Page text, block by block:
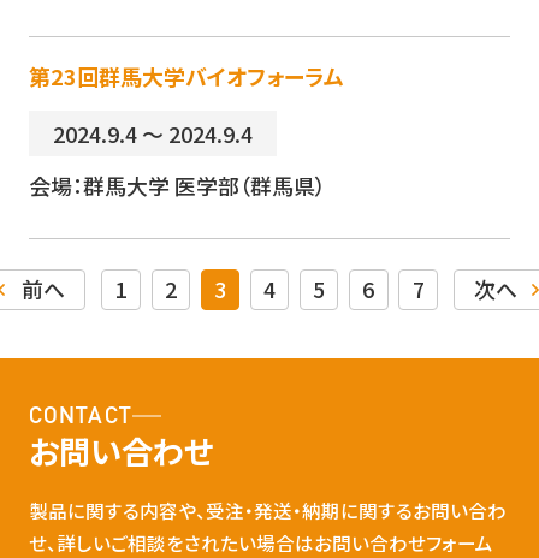
第23回群馬大学バイオフォーラム
2024.9.4 ～ 2024.9.4
会場：群馬大学 医学部（群馬県）
前へ 1 2 3 4 5 6 7 次へ
CONTACT
お問い合わせ
製品に関する内容や、受注・発送・納期に関するお問い合わ
せ、詳しいご相談をされたい場合はお問い合わせフォーム